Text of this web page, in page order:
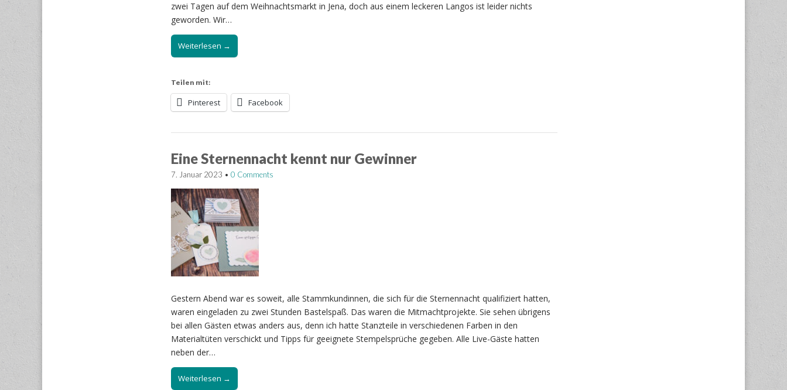
zwei Tagen auf dem Weihnachtsmarkt in Jena, doch aus einem leckeren Langos ist leider nichts
geworden. Wir…
Weiterlesen →
Teilen mit:
Pinterest Facebook
Eine Sternennacht kennt nur Gewinner
7. Januar 2023 • 0 Comments
Gestern Abend war es soweit, alle Stammkundinnen, die sich für die Sternennacht qualifiziert hatten,
waren eingeladen zu zwei Stunden Bastelspaß. Das waren die Mitmachtprojekte. Sie sehen übrigens
bei allen Gästen etwas anders aus, denn ich hatte Stanzteile in verschiedenen Farben in den
Materialtüten verschickt und Tipps für geeignete Stempelsprüche gegeben. Alle Live-Gäste hatten
neben der…
Weiterlesen →